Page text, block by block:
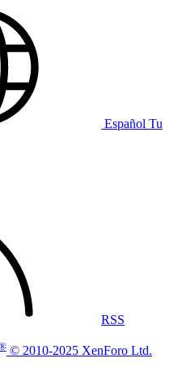
Español Tu
RSS
© 2010-2025 XenForo Ltd.